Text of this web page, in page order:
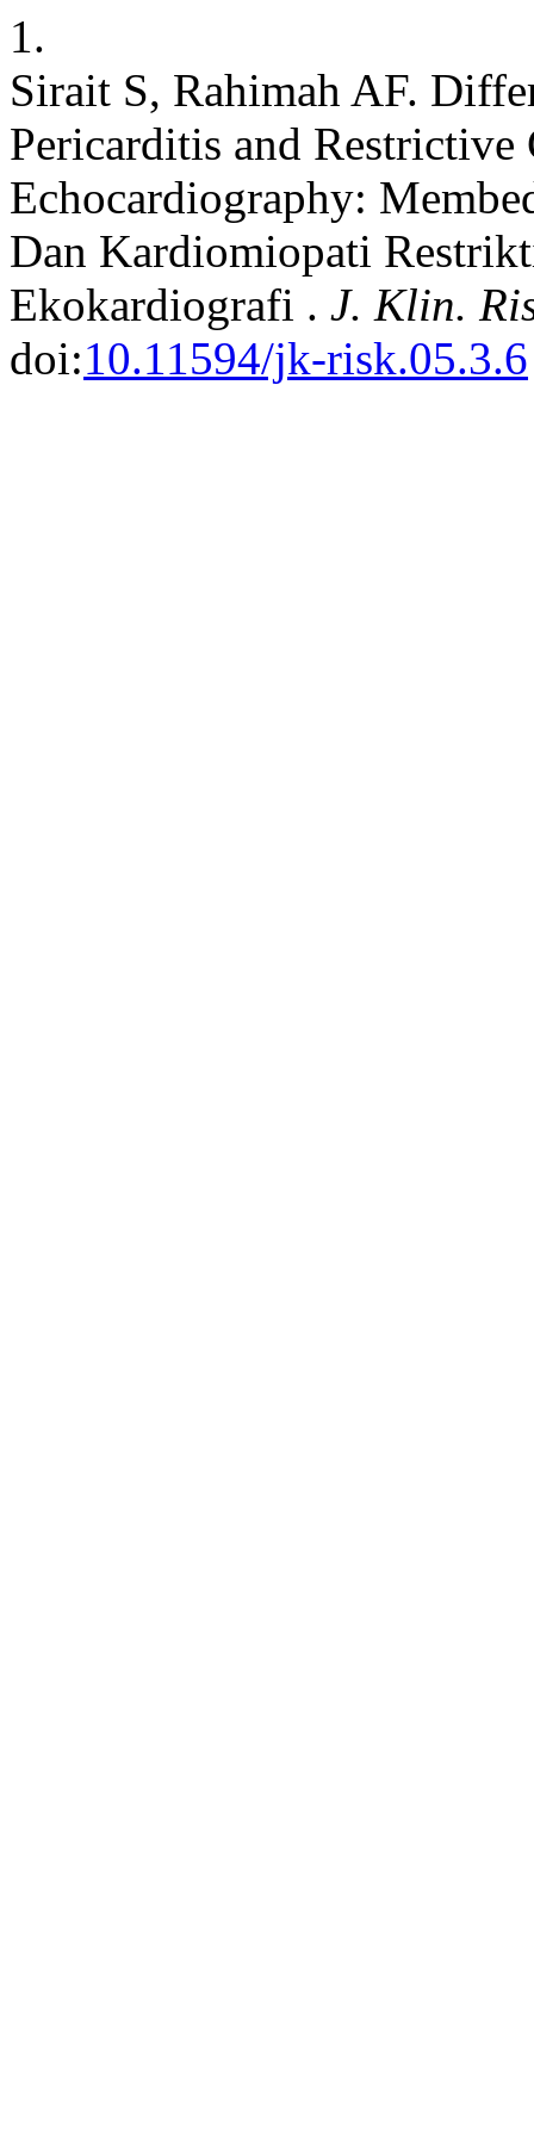
1.
Sirait S, Rahimah AF.
Pericarditis and
Echocardiography:
Dan Kardiomiopati
Ekokardiografi . J. Klin.
doi:10.11594/jk-risk.05.3.6